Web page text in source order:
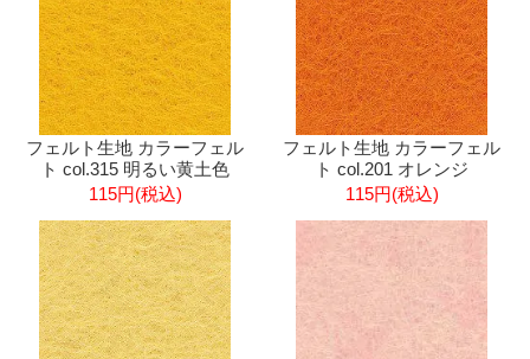
フェルト生地 カラーフェル
ト col.315 明るい黄土色
115円(税込)
フェルト生地 カラーフェル
ト col.201 オレンジ
115円(税込)